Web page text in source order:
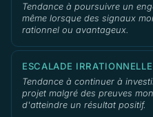
Tendance à poursuivre un
même lorsque des signaux
rationnel ou avantageux.
ESCALADE IRRATIONNELLE
Tendance à continuer à
projet malgré des preuves
d'atteindre un résultat positif.